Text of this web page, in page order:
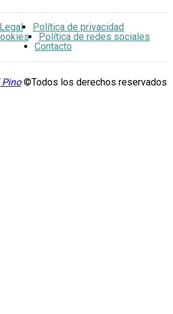
Política de privacidad
Política de redes sociales
Contacto
©Todos los derechos reservados